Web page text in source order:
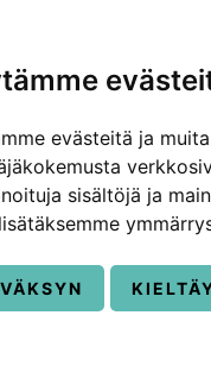
evästeitä ja
sisältöjä ja